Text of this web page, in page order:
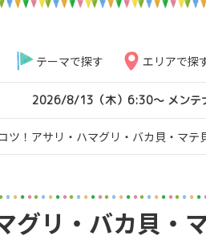
テーマで探す エリアで探
2026/8/13（木）6:30～ メンテ
ツ！アサリ・ハマグリ・バカ貝・マテ
グリ・バカ貝・